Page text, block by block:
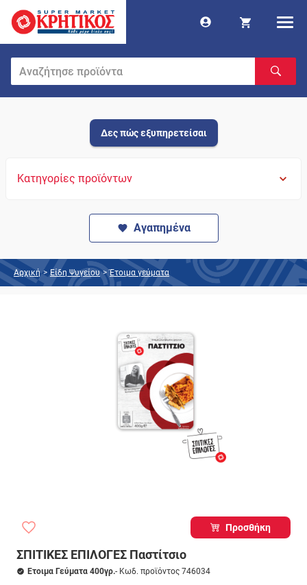
Δες πώς εξυπηρετείσαι
Κατηγορίες προϊόντων
Αγαπημένα
Αρχική > Είδη Ψυγείου > Έτοιμα γεύματα
Προσθήκη
ΣΠΙΤΙΚΕΣ ΕΠΙΛΟΓΕΣ Παστίτσιο
Ετοιμα Γεύματα 400γρ.- Κωδ. προϊόντος 746034